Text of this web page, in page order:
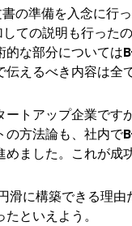
の準備を入念に行
ての説明も行った
な部分については
えるべき内容は全
トアップ企業です
の方法論も、社内で
ました。これが成
に構築できる理由
といえよう。